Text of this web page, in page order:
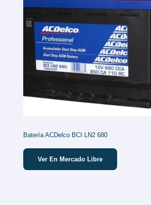
Batería ACDelco BCI LN2 680
Ver En Mercado Libre